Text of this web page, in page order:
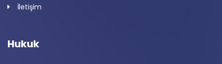
İletişim
Hukuk